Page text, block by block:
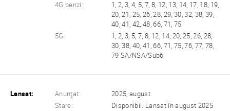
4G benzi:
1, 2, 3, 4, 5, 7, 8, 12, 13, 14, 17, 18, 19,
20, 21, 25, 26, 28, 29, 30, 32, 38, 39,
40, 41, 42, 48, 66, 71, 75
5G:
1, 2, 3, 5, 7, 8, 12, 14, 20, 25, 26, 28,
30, 38, 40, 41, 66, 71, 75, 76, 77, 78,
79 SA/NSA/Sub6
Lansat: Anunţat:
2025, august
Stare:
Disponibil. Lansat în august 2025